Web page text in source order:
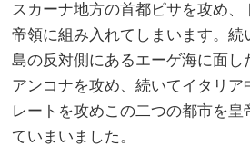
スカーナ地方の首都ピサを攻め、
帝領に組み入れてしまいます。続
島の反対側にあるエーゲ海に面し
アンコナを攻め、続いてイタリア
レートを攻めこの二つの都市を
ていまいました。